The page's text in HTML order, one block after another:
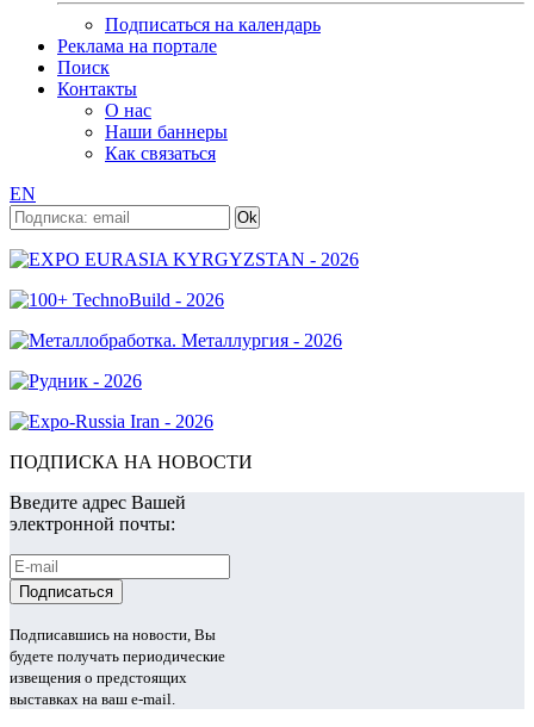
Подписаться на календарь
Реклама на портале
Поиск
Контакты
О нас
Наши баннеры
Как связаться
EN
ПОДПИСКА НА НОВОСТИ
Введите адрес Вашей
электронной почты:
Подписавшись на новости, Вы
будете получать периодические
извещения о предстоящих
выставках на ваш e-mail.